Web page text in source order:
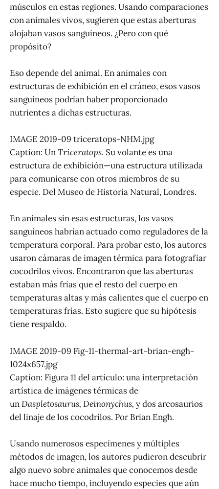
músculos en estas regiones. Usando comparaciones
con animales vivos, sugieren que estas aberturas
alojaban vasos sanguíneos. ¿Pero con qué
propósito?
Eso depende del animal. En animales con
estructuras de exhibición en el cráneo, esos vasos
sanguíneos podrían haber proporcionado
nutrientes a dichas estructuras.
IMAGE 2019-09 triceratops-NHM.jpg
Caption: UnTriceratops. Su volante es una
estructura de exhibición—una estructura utilizada
para comunicarse con otros miembros de su
especie. Del Museo de Historia Natural, Londres.
En animales sin esas estructuras, los vasos
sanguíneos habrían actuado como reguladores de la
temperatura corporal. Para probar esto, los autores
usaron cámaras de imagen térmica para fotografiar
cocodrilos vivos. Encontraron que las aberturas
estaban más frías que el resto del cuerpo en
temperaturas altas y más calientes que el cuerpo en
temperaturas frías. Esto sugiere que su hipótesis
tiene respaldo.
IMAGE 2019-09 Fig-11-thermal-art-brian-engh-
1024x657.jpg
Caption: Figura 11 del artículo: una interpretación
artística de imágenes térmicas de
unDaspletosaurus, Deinonychus, y dos arcosaurios
del linaje de los cocodrilos. Por Brian Engh.
Usando numerosos especímenes y múltiples
métodos de imagen, los autores pudieron descubrir
algo nuevo sobre animales que conocemos desde
hace mucho tiempo, incluyendo especies que aún